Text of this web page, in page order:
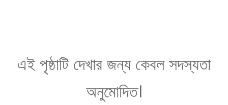
এই পৃষ্ঠাটি দেখার জন্য কেবল সদস্যতা
অনুমোদিত।